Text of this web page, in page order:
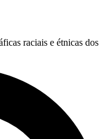
raciais e étnicas dos